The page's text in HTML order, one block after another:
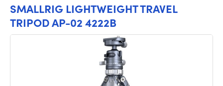
SMALLRIG LIGHTWEIGHT TRAVEL
TRIPOD AP-02 4222B